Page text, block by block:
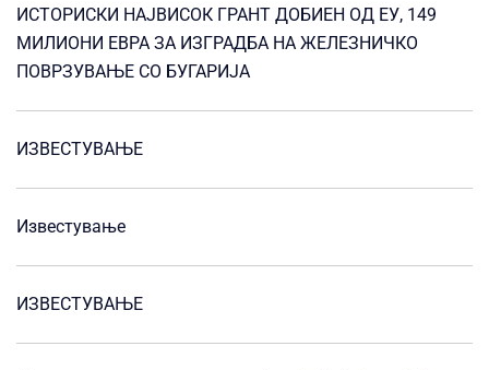
ИСТОРИСКИ НАЈВИСОК ГРАНТ ДОБИЕН ОД ЕУ, 149
МИЛИОНИ ЕВРА ЗА ИЗГРАДБА НА ЖЕЛЕЗНИЧКО
ПОВРЗУВАЊЕ СО БУГАРИЈА
ИЗВЕСТУВАЊЕ
Известување
ИЗВЕСТУВАЊЕ